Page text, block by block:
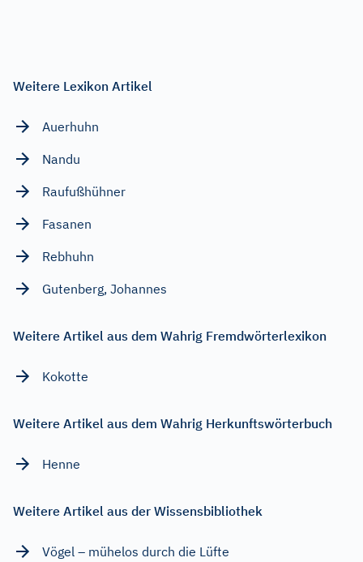
Weitere Lexikon Artikel
Auerhuhn
Nandu
Raufußhühner
Fasanen
Rebhuhn
Gutenberg, Johannes
Weitere Artikel aus dem Wahrig Fremdwörterlexikon
Kokotte
Weitere Artikel aus dem Wahrig Herkunftswörterbuch
Henne
Weitere Artikel aus der Wissensbibliothek
Vögel – mühelos durch die Lüfte